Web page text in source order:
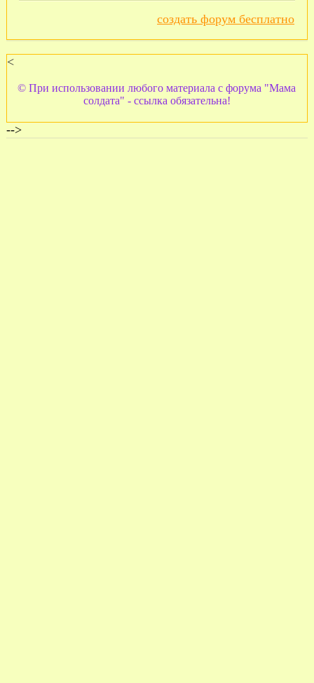
создать форум бесплатно
<
© При использовании любого материала с форума "Мама
солдата" - ссылка обязательна!
-->